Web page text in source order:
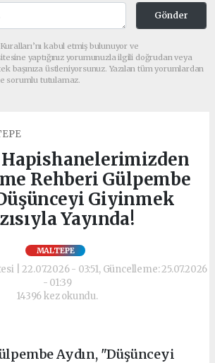
Gönder
kabul etmiş bulunuyor ve
yaptığınız yorumunuzla ilgili doğrudan veya
başınıza üstleniyorsunuz. Yazılan tüm yorumlardan
sorumlu tutulamaz.
Rehberi Gülpembe
Giyinmek
Yayında!
MALTEPE
| 22.07.2026 - 03:51, Güncelleme: 25.07.2026
- 01:39
14396 kez okundu.
Aydın, "Düşünceyi